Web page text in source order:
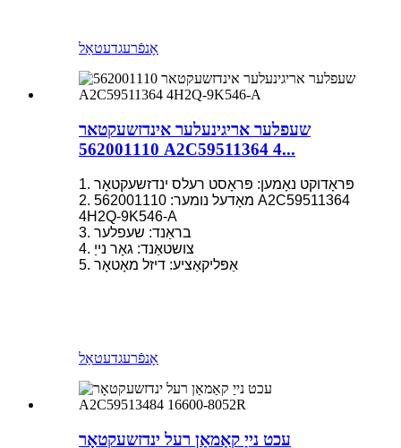
אָנפֿרעגדעטאַל
שעפלער אריגינעלער אינדזשעקטאר
562001110 A2C59511364 4...
1. פּראָדוקט נאָמען: פּראָסט רעלס ינדזשעקטאָר
2. מאָדעל נומער: 562001110 A2C59511364
4H2Q-9K546-A
3. בראַנד: שעפלער
4. צושטאַנד: גאָר נייַ
5. אַפּליקאַציע: דיזל מאָטאָר
אָנפֿרעגדעטאַל
עכט נייַ קאַמאַן רעל ינדזשעקטאָר